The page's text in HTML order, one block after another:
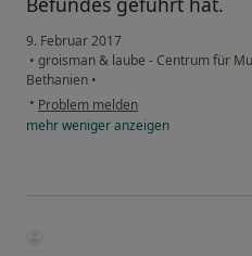
9. Februar 2017
• groisman & laube - Centrum für
Bethanien •
• Problem melden
mehrwenigeranzeigen